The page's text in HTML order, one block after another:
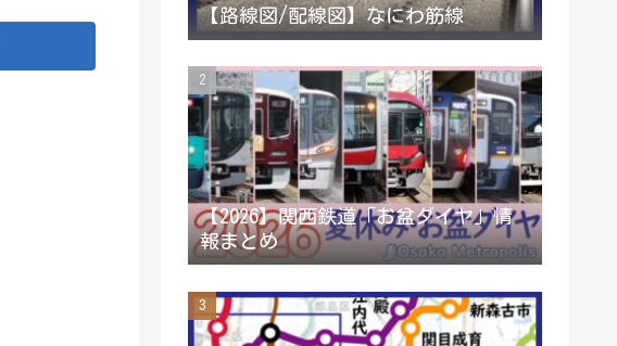
r
a
m
r e
C
h
a
n
【路線図/配線図】なにわ筋線
【2026】関西鉄道「お盆ダイヤ」情
報まとめ